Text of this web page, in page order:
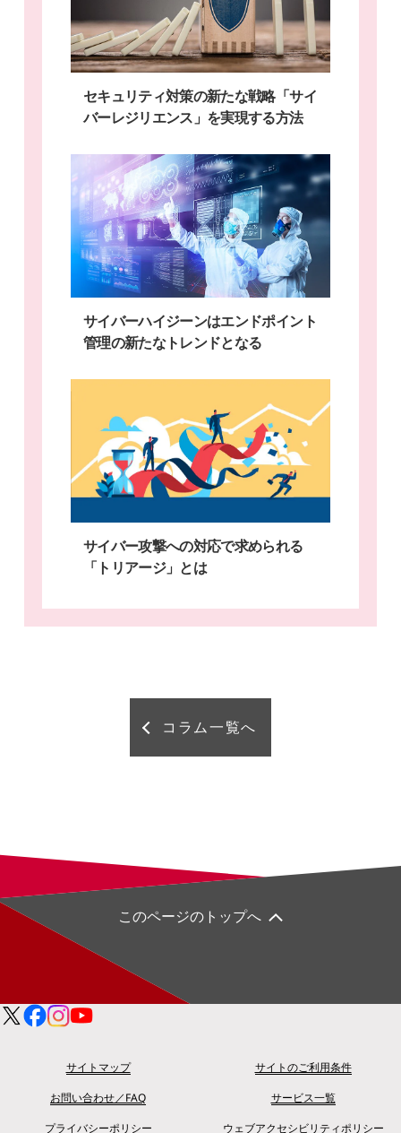
セキュリティ対策の新たな戦略「サイ
バーレジリエンス」を実現する方法
サイバーハイジーンはエンドポイント
管理の新たなトレンドとなる
サイバー攻撃への対応で求められる
「トリアージ」とは
コラム一覧へ
このページのトップへ
サイトマップ
サイトのご利用条件
お問い合わせ／FAQ
サービス一覧
プライバシーポリシー
ウェブアクセシビリティポリシー